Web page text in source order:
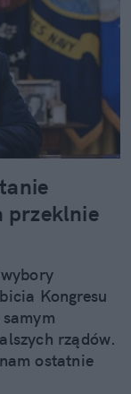
przeklnie
Kongresu
rządów.
ostatnie